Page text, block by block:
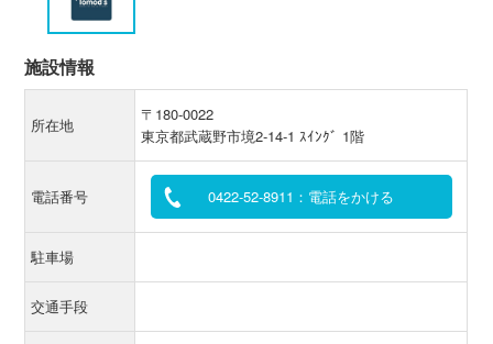
施設情報
所在地
〒180-0022
東京都武蔵野市境2-14-1 ｽｲﾝｸﾞ 1階
電話番号 0422-52-8911：電話をかける
駐車場
交通手段